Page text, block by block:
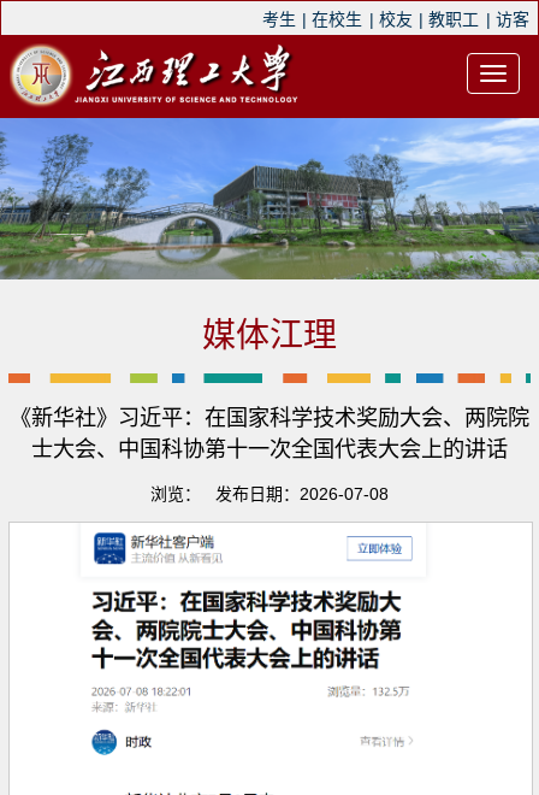
考生 | 在校生 | 校友 | 教职工 | 访客
媒体江理
《新华社》习近平：在国家科学技术奖励大会、两院院
士大会、中国科协第十一次全国代表大会上的讲话
浏览： 发布日期：2026-07-08